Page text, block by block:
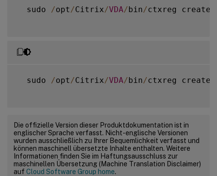
  sudo
/opt /Citrix/VDA/bin/ctxreg create
  sudo
/opt /Citrix/VDA/bin/ctxreg create
Die offizielle Version dieser Produktdokumentation ist in
englischer Sprache verfasst. Nicht-englische Versionen
wurden ausschließlich zu Ihrer Bequemlichkeit verfasst und
können maschinell übersetzte Inhalte enthalten. Weitere
Informationen finden Sie im Haftungsausschluss zur
maschinellen Übersetzung (Machine Translation Disclaimer)
auf Cloud Software Group home.